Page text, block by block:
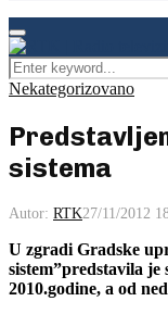
Facebook
Instagram
Youtube
Primary
Menu
Search
for:
Nekategorizovano
sistema
Autor: RTK27/11/2012
U zgradi Gradske
sistem”predstavila
2010.godine, a od